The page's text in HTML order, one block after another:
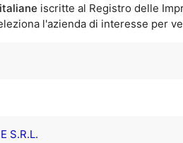
iscritte al Registro delle
l'azienda di interesse per
S.R.L.